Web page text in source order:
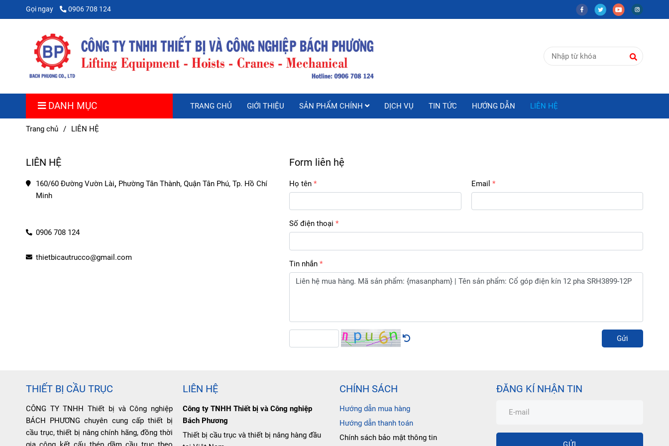
Gọi ngay 0906 708 124
DANH MỤC TRANG CHỦ GIỚI THIỆU SẢN PHẨM CHÍNH DỊCH VỤ TIN TỨC HƯỚNG DẪN LIÊN HỆ
Trang chủ / LIÊN HỆ
LIÊN HỆ
160/60 Đường Vườn Lài, Phường Tân Thành, Quận Tân Phú, Tp. Hồ Chí
Minh
0906 708 124
thietbicautrucco@gmail.com
Form liên hệ
Họ tên Email
Số điện thoại
Tin nhắn
Gửi
THIẾT BỊ CẦU TRỤC
CÔNG TY TNHH Thiết bị và Công nghiệp
BÁCH PHƯƠNG chuyên cung cấp thiết bị
cầu trục, thiết bị nâng chính hãng, đồng thời
LIÊN HỆ
Công ty TNHH Thiết bị và Công nghiệp
Bách Phương
Thiết bị cầu trục và thiết bị nâng hàng đầu
CHÍNH SÁCH
Hướng dẫn mua hàng
Hướng dẫn thanh toán
Chính sách bảo mật thông tin
ĐĂNG KÍ NHẬN TIN